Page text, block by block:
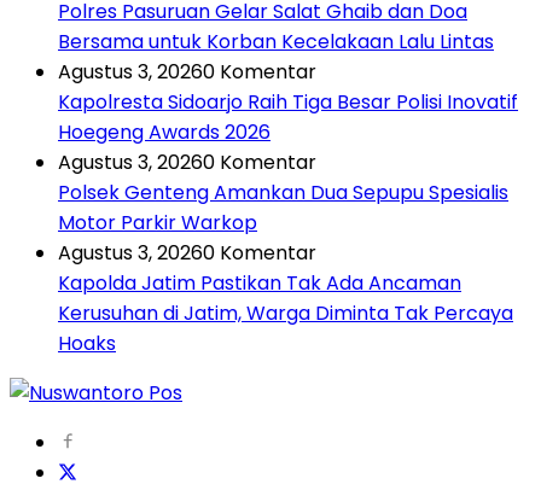
Polres Pasuruan Gelar Salat Ghaib dan Doa
Bersama untuk Korban Kecelakaan Lalu Lintas
Agustus 3, 20260 Komentar
Kapolresta Sidoarjo Raih Tiga Besar Polisi Inovatif
Hoegeng Awards 2026
Agustus 3, 20260 Komentar
Polsek Genteng Amankan Dua Sepupu Spesialis
Motor Parkir Warkop
Agustus 3, 20260 Komentar
Kapolda Jatim Pastikan Tak Ada Ancaman
Kerusuhan di Jatim, Warga Diminta Tak Percaya
Hoaks